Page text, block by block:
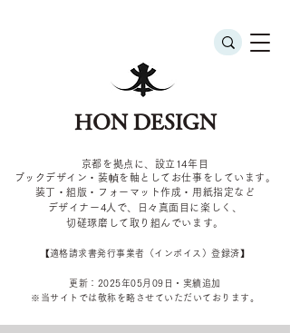
HON DESIGN
京都を拠点に、設立14年目
ブックデザイン・装幀を軸としてお仕事をしています。
装丁・組版・フォーマット作成・用紙指定など
デザイナー4 人で、日々真面目に楽しく、
切磋琢磨して取り組んでいます。
​【適格請求書発行事業者（インボイス）登録済】
更新：2025年05 月09 日・実績追加
​※当サイトでは敬称を 略させていただいております。